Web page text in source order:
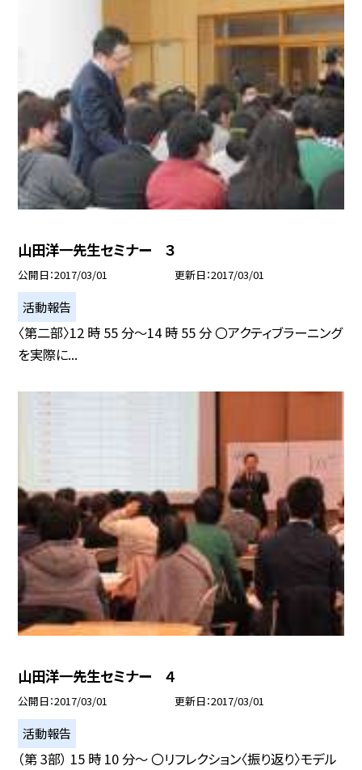
山田洋一先生セミナー ３
公開日 2017/03/01 更新日 2017/03/01
活動報告
〈第二部〉12 時 55 分〜14 時 55 分 〇アクティブラーニング
を実際に...
山田洋一先生セミナー ４
公開日 2017/03/01 更新日 2017/03/01
活動報告
（第 3部） 15 時 10 分〜 〇リフレクション〈振り返り〉モデル